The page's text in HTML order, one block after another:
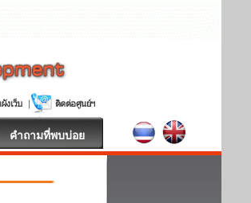
คำถามที่พบบ่อย